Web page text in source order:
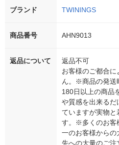
ブランド TWININGS
商品番号 AHN9013
返品について
返品不可
お客様のご都合
ん。※商品の発送
180日以上の商品
や質感を出来るだ
ていますが実物と
す。※多くのお客
一のお客様からの
先への大量のご注